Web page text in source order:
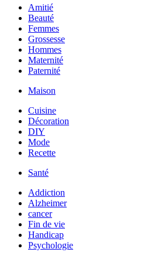
Amitié
Beauté
Femmes
Grossesse
Hommes
Maternité
Paternité
Maison
Cuisine
Décoration
DIY
Mode
Recette
Santé
Addiction
Alzheimer
cancer
Fin de vie
Handicap
Psychologie